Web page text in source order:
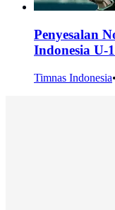
Penyesalan
Indonesia U-
Timnas Indonesia•